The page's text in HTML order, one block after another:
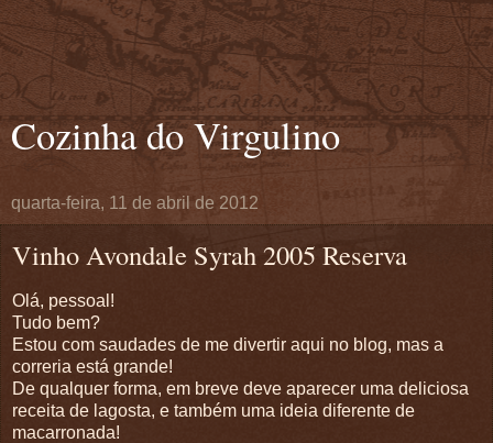
Cozinha do Virgulino
quarta-feira, 11 de abril de 2012
Vinho Avondale Syrah 2005 Reserva
Olá, pessoal!
Tudo bem?
Estou com saudades de me divertir aqui no blog, mas a
correria está grande!
De qualquer forma, em breve deve aparecer uma deliciosa
receita de lagosta, e também uma ideia diferente de
macarronada!